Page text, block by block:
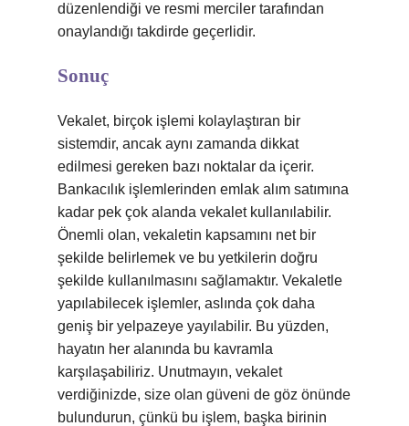
düzenlendiği ve resmi merciler tarafından
onaylandığı takdirde geçerlidir.
Sonuç
Vekalet, birçok işlemi kolaylaştıran bir
sistemdir, ancak aynı zamanda dikkat
edilmesi gereken bazı noktalar da içerir.
Bankacılık işlemlerinden emlak alım satımına
kadar pek çok alanda vekalet kullanılabilir.
Önemli olan, vekaletin kapsamını net bir
şekilde belirlemek ve bu yetkilerin doğru
şekilde kullanılmasını sağlamaktır. Vekaletle
yapılabilecek işlemler, aslında çok daha
geniş bir yelpazeye yayılabilir. Bu yüzden,
hayatın her alanında bu kavramla
karşılaşabiliriz. Unutmayın, vekalet
verdiğinizde, size olan güveni de göz önünde
bulundurun, çünkü bu işlem, başka birinin